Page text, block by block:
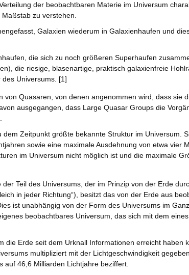
der beobachtbaren Materie im Universum
zu verstehen.
Galaxien wiederum in Galaxienhaufen und
die sich zu noch größeren Superhaufen
die riesige, blasenartige, praktisch galaxienfreie
Universums. [1]
von Quasaren, von denen angenommen wird, dass sie
ausgegangen, dass Large Quasar Groups die
Zeitpunkt größte bekannte Struktur im Universum.
sowie eine maximale Ausdehnung von etwa vier
im Universum nicht möglich ist und die maximale
Teil des Universums, der im Prinzip von der Erde
in jeder Richtung“), besitzt das von der Erde aus
ist unabhängig von der Form des Universums im
beobachtbares Universum, das sich mit dem
Erde seit dem Urknall Informationen erreicht haben
multipliziert mit der Lichtgeschwindigkeit
auf 46,6 Milliarden Lichtjahre beziffert.